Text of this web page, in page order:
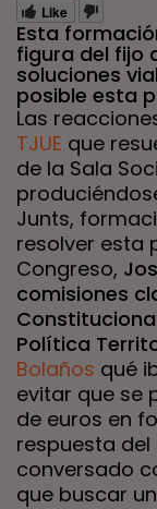
Like
Esta
figura del fijo
soluciones
posible esta
Las
TJUE que
de la Sala
Junts,
resolver esta
Congreso,
comisiones
Política
Bolaños qué
evitar que se
de euros en
respuesta
conversado
que buscar